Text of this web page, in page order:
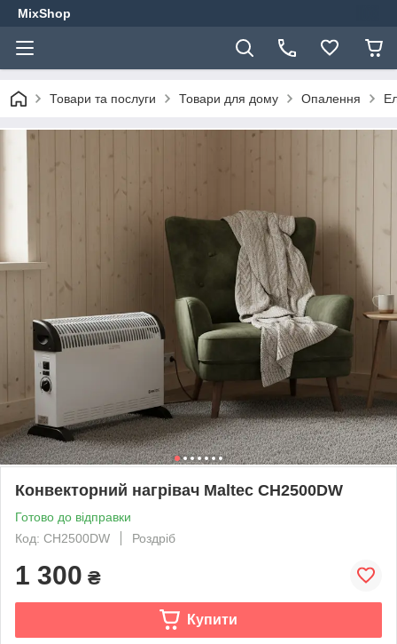
MixShop
Товари та послуги Товари для дому Опалення
Конвекторний нагрівач Maltec CH2500DW
Готово до відправки
Код: CH2500DW
Роздріб
1 300 ₴
Купити